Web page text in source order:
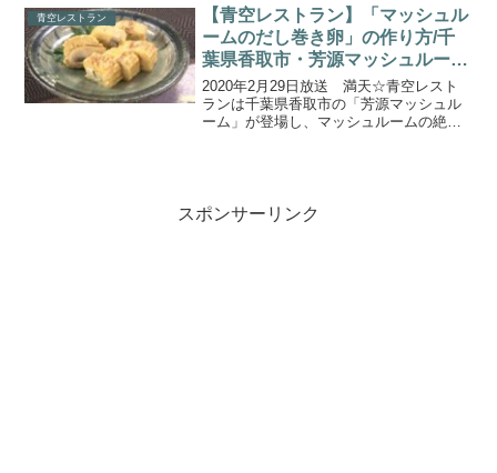
伊場野里芋（かみいばのさといも）」で
す。世界農業遺...
青空レストラン
【青空レストラン】「マッシュル
ームのだし巻き卵」の作り方/千
葉県香取市・芳源マッシュルーム
（2020.2.29）
2020年2月29日放送 満天☆青空レスト
ランは千葉県香取市の「芳源マッシュル
ーム」が登場し、マッシュルームの絶品
スポンサーリンク